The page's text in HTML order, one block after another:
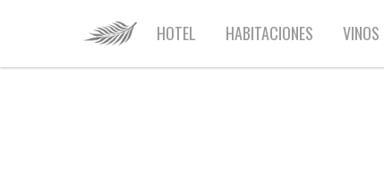
HOME HOTEL HABITACIONES VINOS